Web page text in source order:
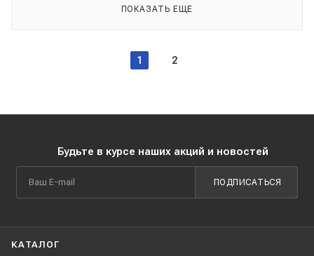
ПОКАЗАТЬ ЕЩЕ
1 2
Будьте в курсе наших акций и новостей
ПОДПИСАТЬСЯ
КАТАЛОГ